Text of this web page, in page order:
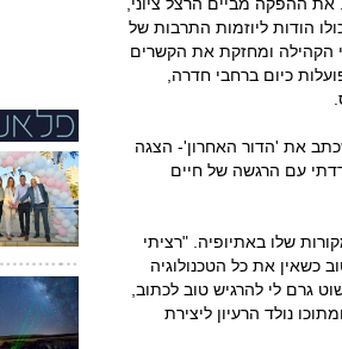
הודות ליוזמות התרבות של
הקהילה ומחזקת את הקשרים
כיום ברחבי חדרה,
את 'הדור האחרון'- הצגה
עם הרגשה של חיים
שלו באתיופיה. "רציתי
כשאין את כל הטכנולוגיה
גרם לי להרגיש טוב לכתוב,
נולד הרעיון ליצירת